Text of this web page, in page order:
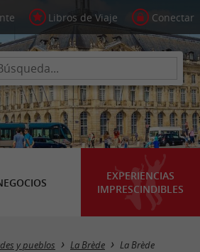
Libros de Viaje Conectar
EXPERIENCIAS
IMPRESCINDIBLES
y pueblos La Brède La Brède